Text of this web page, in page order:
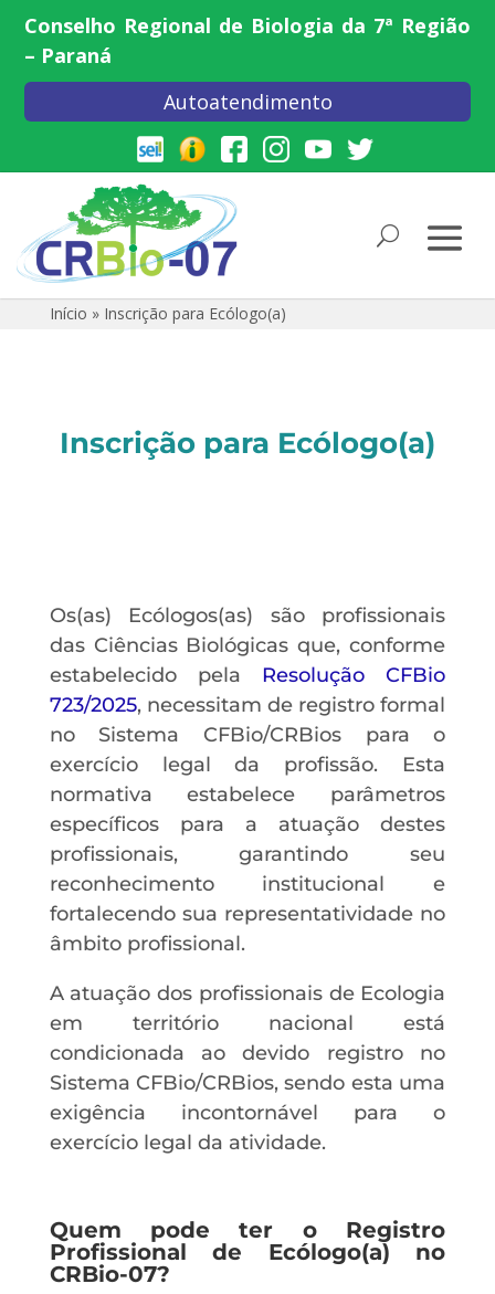
Conselho Regional de Biologia da 7ª Região
– Paraná
Autoatendimento
Início » Inscrição para Ecólogo(a)
Inscrição para Ecólogo(a)
Os(as) Ecólogos(as) são profissionais
das Ciências Biológicas que, conforme
estabelecido pela Resolução CFBio
723/2025, necessitam de registro formal
no Sistema CFBio/CRBios para o
exercício legal da profissão. Esta
normativa estabelece parâmetros
específicos para a atuação destes
profissionais, garantindo seu
reconhecimento institucional e
fortalecendo sua representatividade no
âmbito profissional.
A atuação dos profissionais de Ecologia
em território nacional está
condicionada ao devido registro no
Sistema CFBio/CRBios, sendo esta uma
exigência incontornável para o
exercício legal da atividade.
Quem pode ter o Registro
Profissional de Ecólogo(a) no
CRBio-07?